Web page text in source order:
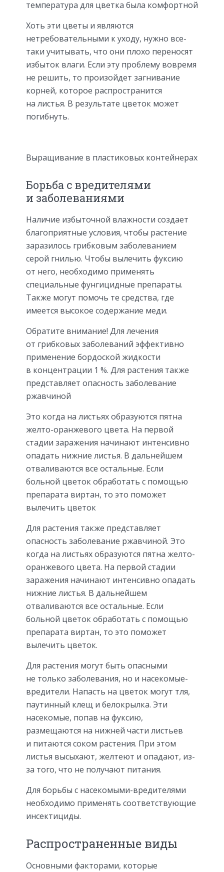
температура для цветка была комфортной
Хоть эти цветы и являются
нетребовательными к уходу, нужно все-
таки учитывать, что они плохо переносят
избыток влаги. Если эту проблему вовремя
не решить, то произойдет загнивание
корней, которое распространится
на листья. В результате цветок может
погибнуть.
Выращивание в пластиковых контейнерах
Борьба с вредителями
и заболеваниями
Наличие избыточной влажности создает
благоприятные условия, чтобы растение
заразилось грибковым заболеванием
серой гнилью. Чтобы вылечить фуксию
от него, необходимо применять
специальные фунгицидные препараты.
Также могут помочь те средства, где
имеется высокое содержание меди.
Обратите внимание! Для лечения
от грибковых заболеваний эффективно
применение бордоской жидкости
в концентрации 1 %. Для растения также
представляет опасность заболевание
ржавчиной
Это когда на листьях образуются пятна
желто-оранжевого цвета. На первой
стадии заражения начинают интенсивно
опадать нижние листья. В дальнейшем
отваливаются все остальные. Если
больной цветок обработать с помощью
препарата виртан, то это поможет
вылечить цветок
Для растения также представляет
опасность заболевание ржавчиной. Это
когда на листьях образуются пятна желто-
оранжевого цвета. На первой стадии
заражения начинают интенсивно опадать
нижние листья. В дальнейшем
отваливаются все остальные. Если
больной цветок обработать с помощью
препарата виртан, то это поможет
вылечить цветок.
Для растения могут быть опасными
не только заболевания, но и насекомые-
вредители. Напасть на цветок могут тля,
паутинный клещ и белокрылка. Эти
насекомые, попав на фуксию,
размещаются на нижней части листьев
и питаются соком растения. При этом
листья высыхают, желтеют и опадают, из-
за того, что не получают питания.
Для борьбы с насекомыми-вредителями
необходимо применять соответствующие
инсектициды.
Распространенные виды
Основными факторами, которые